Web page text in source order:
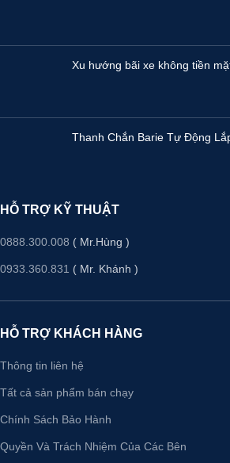
Xu hướng bãi xe không tiền
Thanh Chắn Barie Tự Động
HỖ TRỢ KỸ THUẬT
0888.300.008 ( Mr.Hùng )
0933.360.831 ( Mr. Khánh )
HỖ TRỢ KHÁCH HÀNG
Thông tin liên hệ
Tất cả sản phẩm bán chạy
Chính Sách Bảo Hành
Quyền Và Trách Nhiệm Của Các Bên